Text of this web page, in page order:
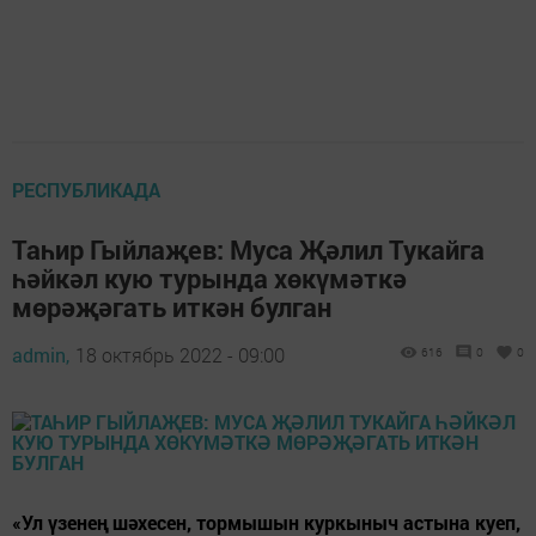
РЕСПУБЛИКАДА
Таһир Гыйлаҗев: Муса Җәлил Тукайга
һәйкәл кую турында хөкүмәткә
мөрәҗәгать иткән булган
admin, 18 октябрь 2022 - 09:00 616 0 0
«Ул үзенең шәхесен, тормышын куркыныч астына куеп,